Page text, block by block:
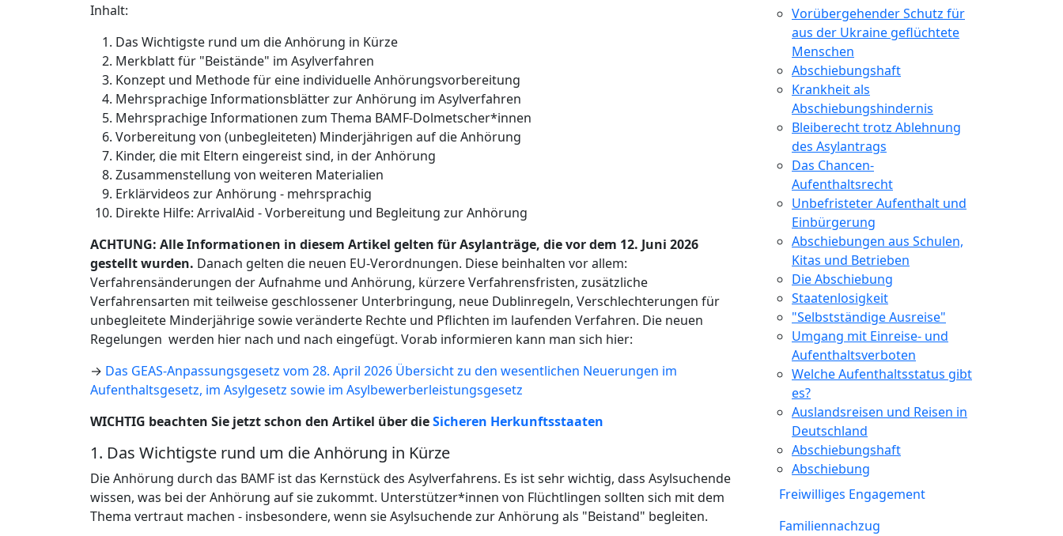
Vorübergehender Schutz für
aus der Ukraine geflüchtete
Menschen
Abschiebungshaft
Krankheit als
Abschiebungshindernis
Bleiberecht trotz Ablehnung
des Asylantrags
Das Chancen-
Aufenthaltsrecht
Unbefristeter Aufenthalt und
Einbürgerung
Abschiebungen aus Schulen,
Kitas und Betrieben
Die Abschiebung
Staatenlosigkeit
"Selbstständige Ausreise"
Umgang mit Einreise- und
Aufenthaltsverboten
Welche Aufenthaltsstatus gibt
es?
Auslandsreisen und Reisen in
Deutschland
Abschiebungshaft
Abschiebung
Freiwilliges Engagement
Familiennachzug
Inhalt:
Das Wichtigste rund um die Anhörung in Kürze
Merkblatt für "Beistände" im Asylverfahren
Konzept und Methode für eine individuelle Anhörungsvorbereitung
Mehrsprachige Informationsblätter zur Anhörung im Asylverfahren
Mehrsprachige Informationen zum Thema BAMF-Dolmetscher*innen
Vorbereitung von (unbegleiteten) Minderjährigen auf die Anhörung
Kinder, die mit Eltern eingereist sind, in der Anhörung
Zusammenstellung von weiteren Materialien
Erklärvideos zur Anhörung - mehrsprachig
Direkte Hilfe: ArrivalAid - Vorbereitung und Begleitung zur Anhörung
ACHTUNG: Alle Informationen in diesem Artikel gelten für Asylanträge, die vor dem 12. Juni 2026
gestellt wurden. Danach gelten die neuen EU-Verordnungen. Diese beinhalten vor allem:
Verfahrensänderungen der Aufnahme und Anhörung, kürzere Verfahrensfristen, zusätzliche
Verfahrensarten mit teilweise geschlossener Unterbringung, neue Dublinregeln, Verschlechterungen für
unbegleitete Minderjährige sowie veränderte Rechte und Pflichten im laufenden Verfahren. Die neuen
Regelungen werden hier nach und nach eingefügt. Vorab informieren kann man sich hier:
→ Das GEAS-Anpassungsgesetz vom 28. April 2026 Übersicht zu den wesentlichen Neuerungen im
Aufenthaltsgesetz, im Asylgesetz sowie im Asylbewerberleistungsgesetz
WICHTIG beachten Sie jetzt schon den Artikel über dieSicheren Herkunftsstaaten
1. Das Wichtigste rund um die Anhörung in Kürze
Die Anhörung durch das BAMF ist das Kernstück des Asylverfahrens. Es ist sehr wichtig, dass Asylsuchende
wissen, was bei der Anhörung auf sie zukommt. Unterstützer*innen von Flüchtlingen sollten sich mit dem
Thema vertraut machen - insbesondere, wenn sie Asylsuchende zur Anhörung als "Beistand" begleiten.